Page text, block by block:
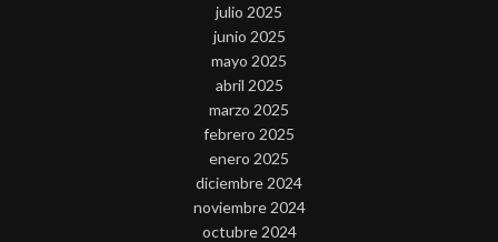
julio 2025
junio 2025
mayo 2025
abril 2025
marzo 2025
febrero 2025
enero 2025
diciembre 2024
noviembre 2024
octubre 2024